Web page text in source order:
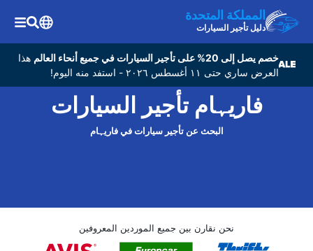
المملكة المتحدة
دليل تأجير السيارات
خصم يصل إلى 20% على تأجير السيارات في جميع أنحاء العالم
هذا
العرض ساري حتى ١١ أغسطس ٢٠٢٦ - استفد منه اليوم!
فاریہام تأجير السيارات
البحث عن تأجير سيارات في فاریہام
نحن نقارن بين جميع الموردين المعروفين